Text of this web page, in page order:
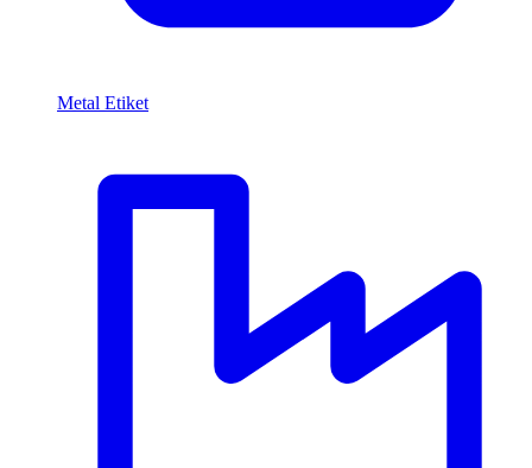
Metal Etiket